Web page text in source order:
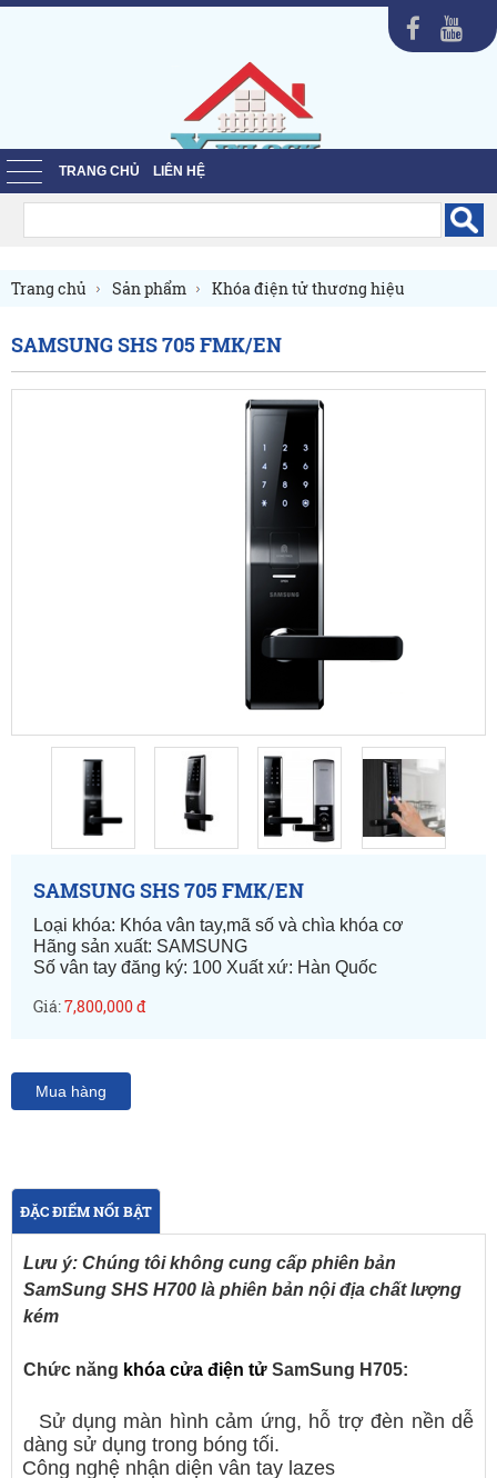
TRANG CHỦ LIÊN HỆ
Trang chủ Sản phẩm
Khóa điện tử thương hiệu
SAMSUNG SHS 705 FMK/EN
SAMSUNG SHS 705 FMK/EN
Loại khóa: Khóa vân tay,mã số và chìa khóa cơ
Hãng sản xuất: SAMSUNG
Số vân tay đăng ký: 100 Xuất xứ: Hàn Quốc
Giá:7,800,000 đ
Mua hàng
ĐẶC ĐIỂM NỔI BẬT
Lưu ý: Chúng tôi không cung cấp phiên bản
SamSung SHS H700 là phiên bản nội địa chất lượng
kém
Chức năng khóa cửa điện tử SamSung H705:
Sử dụng màn hình cảm ứng, hỗ trợ đèn nền dễ
dàng sử dụng trong bóng tối.
Công nghệ nhận diện vân tay lazes